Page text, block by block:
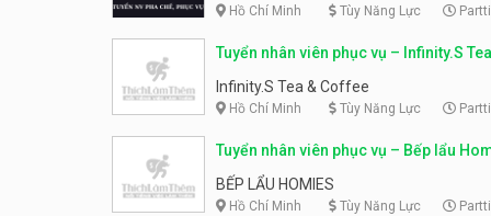
Hồ Chí Minh Tùy Năng Lực
Tuyển nhân viên phục vụ – Infinity.S
Coffee
Infinity.S Tea & Coffee
Hồ Chí Minh Tùy Năng Lực
Tuyển nhân viên phục vụ – Bếp lẩu
BẾP LẨU HOMIES
Hồ Chí Minh Tùy Năng Lực